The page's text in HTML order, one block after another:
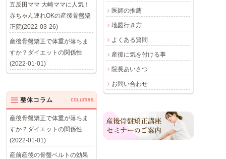
医師の推薦
地図行き方
よくある質問
産後に気を付ける事
院長あいさつ
お問い合わせ
五反田ママ 大崎ママに人気！
赤ちゃん連れOKの産後骨盤矯
正院(2022-03-26)
産後骨盤矯正で体重が落ちま
すか？ダイエットの関係性
(2022-01-01)
整体コラム COLUMNS
産後骨盤矯正で体重が落ちま
すか？ダイエットの関係性
(2022-01-01)
産前産後の骨盤ベルトの効果